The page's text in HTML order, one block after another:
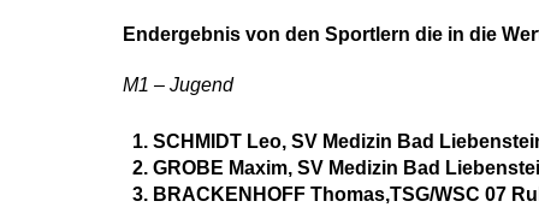
Endergebnis von den Sportlern die in die
M1 – Jugend
SCHMIDT Leo, SV Medizin Bad
GROBE Maxim, SV Medizin Bad
BRACKENHOFF Thomas,TSG/WSC 07